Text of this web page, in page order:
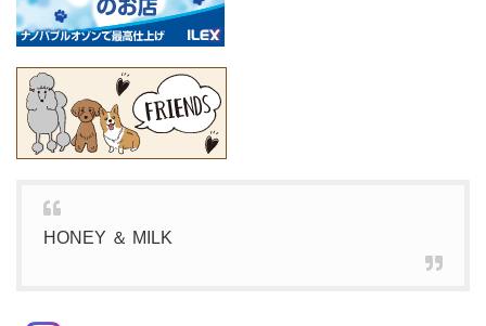
HONEY ＆ MILK